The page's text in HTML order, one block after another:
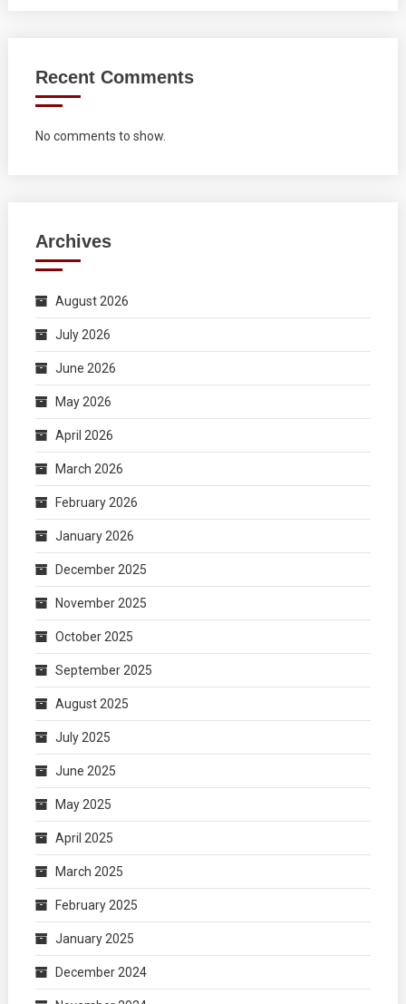
Recent Comments
No comments to show.
Archives
August 2026
July 2026
June 2026
May 2026
April 2026
March 2026
February 2026
January 2026
December 2025
November 2025
October 2025
September 2025
August 2025
July 2025
June 2025
May 2025
April 2025
March 2025
February 2025
January 2025
December 2024